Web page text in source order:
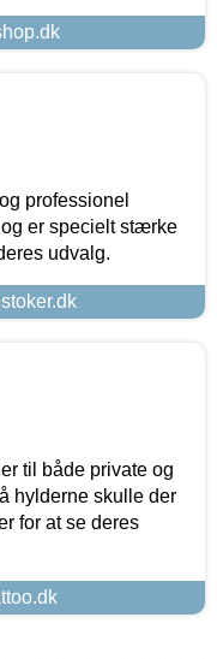
professionel
er specielt stærke
udvalg.
til både private og
hylderne skulle der
for at se deres